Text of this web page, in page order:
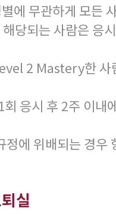
에 무관하게 모든
당되는 사람은 응
2 Mastery한 사
응시 후 2주 이내
에 위배되는 경우
실